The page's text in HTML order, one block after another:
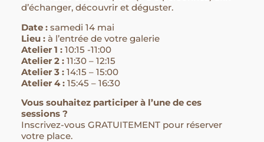
d’échanger, découvrir et déguster.
Date : samedi 14 mai
Lieu : à l’entrée de votre galerie
Atelier 1 :10:15 -11:00
Atelier 2 :11:30 – 12:15
Atelier 3 : 14:15 – 15:00
Atelier 4 : 15:45 – 16:30
Vous souhaitez participer à l’une de ces
sessions ?
Inscrivez-vous GRATUITEMENT pour réserver
votre place.